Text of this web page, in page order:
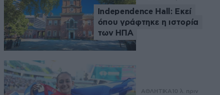
Independence Hall: Εκεί
όπου γράφτηκε η ιστορία
των ΗΠΑ
ΑΘΛΗΤΙΚΑ 10 λ. πριν